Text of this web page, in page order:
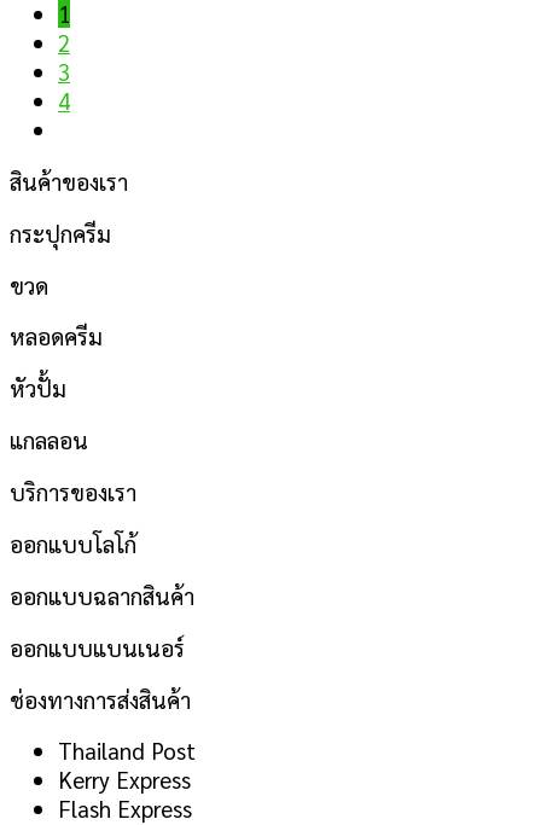
1
2
3
4
สินค้าของเรา
กระปุกครีม
ขวด
หลอดครีม
หัวปั้ม
แกลลอน
บริการของเรา
ออกแบบโลโก้
ออกแบบฉลากสินค้า
ออกแบบแบนเนอร์
ช่องทางการส่งสินค้า
Thailand Post
Kerry Express
Flash Express